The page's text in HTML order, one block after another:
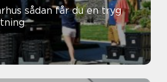
en tryg